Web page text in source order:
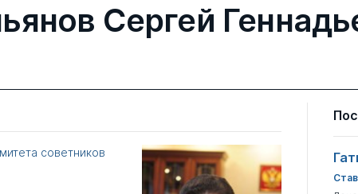
Сергей
советников